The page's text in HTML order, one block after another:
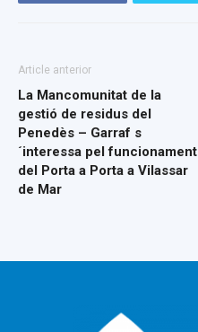
Article anterior
La Mancomunitat de la
gestió de residus del
Penedès – Garraf s
´interessa pel funcionament
del Porta a Porta a Vilassar
de Mar